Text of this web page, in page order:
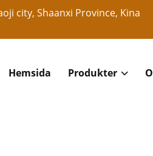
city, Shaanxi Province, Kina
Hemsida Produkter